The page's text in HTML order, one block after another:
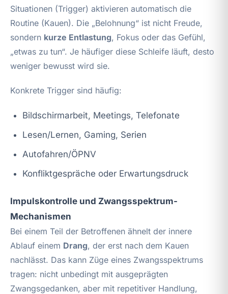
Situationen (Trigger) aktivieren automatisch die
Routine (Kauen). Die „Belohnung“ ist nicht Freude,
sondern kurze Entlastung, Fokus oder das Gefühl,
„etwas zu tun“. Je häufiger diese Schleife läuft, desto
weniger bewusst wird sie.
Konkrete Trigger sind häufig:
Bildschirmarbeit, Meetings, Telefonate
Lesen/Lernen, Gaming, Serien
Autofahren/ÖPNV
Konfliktgespräche oder Erwartungsdruck
Impulskontrolle und Zwangsspektrum-
Mechanismen
Bei einem Teil der Betroffenen ähnelt der innere
Ablauf einem Drang, der erst nach dem Kauen
nachlässt. Das kann Züge eines Zwangsspektrums
tragen: nicht unbedingt mit ausgeprägten
Zwangsgedanken, aber mit repetitiver Handlung,